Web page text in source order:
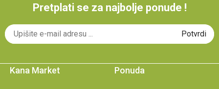
Pretplati se za najbolje ponude !
Kana Market Ponuda